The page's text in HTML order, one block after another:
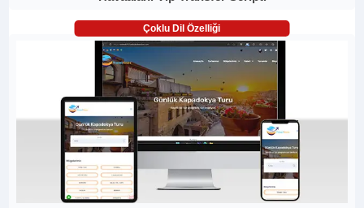
Çoklu Dil Özelliği